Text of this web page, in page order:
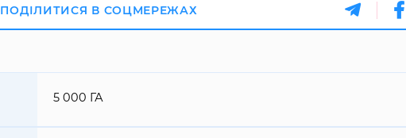
ПОДІЛИТИСЯ В СОЦМЕРЕЖАХ
5 000 ГА